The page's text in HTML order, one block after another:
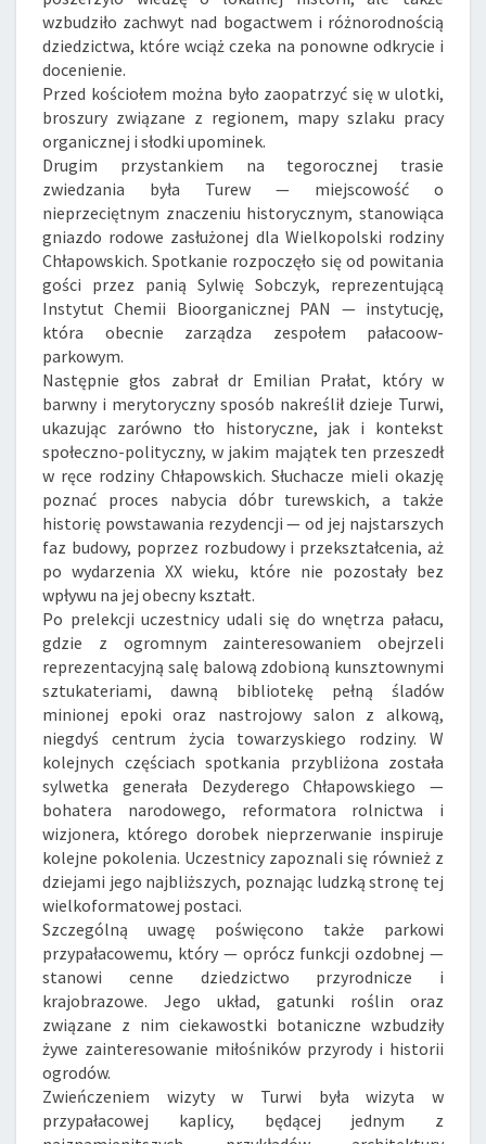
wzbudziło zachwyt nad bogactwem i różnorodnością
dziedzictwa, które wciąż czeka na ponowne odkrycie i
docenienie.
Przed kościołem można było zaopatrzyć się w ulotki,
broszury związane z regionem, mapy szlaku pracy
organicznej i słodki upominek.
Drugim przystankiem na tegorocznej trasie
zwiedzania była Turew — miejscowość o
nieprzeciętnym znaczeniu historycznym, stanowiąca
gniazdo rodowe zasłużonej dla Wielkopolski rodziny
Chłapowskich. Spotkanie rozpoczęło się od powitania
gości przez panią Sylwię Sobczyk, reprezentującą
Instytut Chemii Bioorganicznej PAN — instytucję,
która obecnie zarządza zespołem pałacoow-
parkowym.
Następnie głos zabrał dr Emilian Prałat, który w
barwny i merytoryczny sposób nakreślił dzieje Turwi,
ukazując zarówno tło historyczne, jak i kontekst
społeczno-polityczny, w jakim majątek ten przeszedł
w ręce rodziny Chłapowskich. Słuchacze mieli okazję
poznać proces nabycia dóbr turewskich, a także
historię powstawania rezydencji — od jej najstarszych
faz budowy, poprzez rozbudowy i przekształcenia, aż
po wydarzenia XX wieku, które nie pozostały bez
wpływu na jej obecny kształt.
Po prelekcji uczestnicy udali się do wnętrza pałacu,
gdzie z ogromnym zainteresowaniem obejrzeli
reprezentacyjną salę balową zdobioną kunsztownymi
sztukateriami, dawną bibliotekę pełną śladów
minionej epoki oraz nastrojowy salon z alkową,
niegdyś centrum życia towarzyskiego rodziny. W
kolejnych częściach spotkania przybliżona została
sylwetka generała Dezyderego Chłapowskiego —
bohatera narodowego, reformatora rolnictwa i
wizjonera, którego dorobek nieprzerwanie inspiruje
kolejne pokolenia. Uczestnicy zapoznali się również z
dziejami jego najbliższych, poznając ludzką stronę tej
wielkoformatowej postaci.
Szczególną uwagę poświęcono także parkowi
przypałacowemu, który — oprócz funkcji ozdobnej —
stanowi cenne dziedzictwo przyrodnicze i
krajobrazowe. Jego układ, gatunki roślin oraz
związane z nim ciekawostki botaniczne wzbudziły
żywe zainteresowanie miłośników przyrody i historii
ogrodów.
Zwieńczeniem wizyty w Turwi była wizyta w
przypałacowej kaplicy, będącej jednym z